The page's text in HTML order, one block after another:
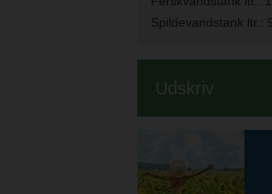
Spildevandstank ltr.:
Udskriv